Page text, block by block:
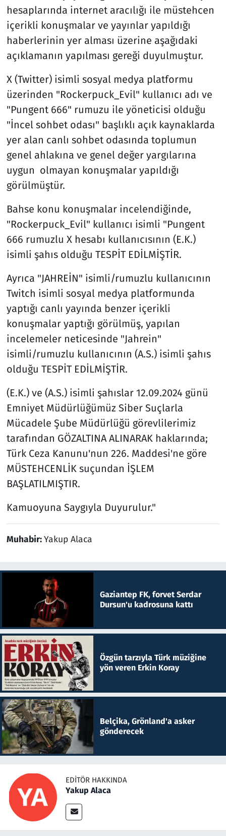
hesaplarında internet aracılığı ile müstehcen
içerikli konuşmalar ve yayınlar yapıldığı
haberlerinin yer alması üzerine aşağıdaki
açıklamanın yapılması gereği duyulmuştur.
X (Twitter) isimli sosyal medya platformu
üzerinden "Rockerpuck_Evil" kullanıcı adı ve
"Pungent 666" rumuzu ile yöneticisi olduğu
"İncel sohbet odası" başlıklı açık kaynaklarda
yer alan canlı sohbet odasında toplumun
genel ahlakına ve genel değer yargılarına
uygun olmayan konuşmalar yapıldığı
görülmüştür.
Bahse konu konuşmalar incelendiğinde,
"Rockerpuck_Evil" kullanıcı isimli "Pungent
666 rumuzlu X hesabı kullanıcısının (E.K.)
isimli şahıs olduğu TESPİT EDİLMİŞTİR.
Ayrıca "JAHREİN" isimli/rumuzlu kullanıcının
Twitch isimli sosyal medya platformunda
yaptığı canlı yayında benzer içerikli
konuşmalar yaptığı görülmüş, yapılan
incelemeler neticesinde "Jahrein"
isimli/rumuzlu kullanıcının (A.S.) isimli şahıs
olduğu TESPİT EDİLMİŞTİR.
(E.K.) ve (A.S.) isimli şahıslar 12.09.2024 günü
Emniyet Müdürlüğümüz Siber Suçlarla
Mücadele Şube Müdürlüğü görevlilerimiz
tarafından GÖZALTINA ALINARAK haklarında;
Türk Ceza Kanunu'nun 226. Maddesi'ne göre
MÜSTEHCENLİK suçundan İŞLEM
BAŞLATILMIŞTIR.
Kamuoyuna Saygıyla Duyurulur."
Muhabir:Yakup Alaca
Gaziantep FK, forvet Serdar
Dursun'u kadrosuna kattı
Özgün tarzıyla Türk müziğine
yön veren Erkin Koray
Belçika, Grönland'a asker
gönderecek
EDITÖR HAKKINDA
Yakup Alaca